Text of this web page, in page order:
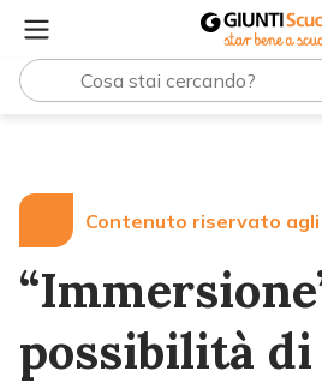
Contenuto riservato
possibilità